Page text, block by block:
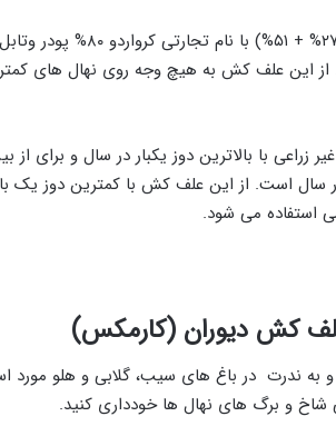
با بالاترين دوز یکبار در سال و برای
در سال است. از این علف کش با کمترين دوز يک
استفاده می شود.
کش دیوران (کارمکس)
به ندرت در باغ های سيب، گلابی و هلو مورد
و برگ های نهال‌ ها خودداری کنید.